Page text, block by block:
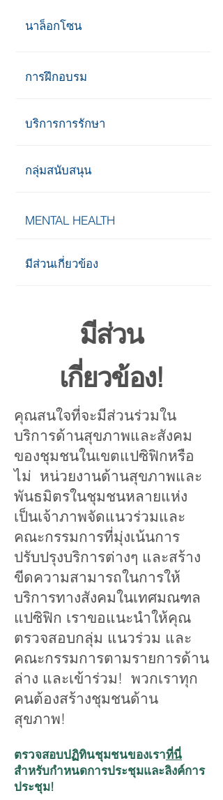
นาล็อกโซน
การฝึกอบรม
บริการการรักษา
กลุ่มสนับสนุน
MENTAL HEALTH
มีส่วนเกี่ยวข้อง
มีส่วน
เกี่ยวข้อง!
คุณสนใจที่จะมีส่วนร่วมใน
บริการด้านสุขภาพและสังคม
ของชุมชนในเขตแปซิฟิกหรือ
ไม่ หน่วยงานด้านสุขภาพและ
พันธมิตรในชุมชนหลายแห่ง
เป็นเจ้าภาพจัดแนวร่วมและ
คณะกรรมการที่มุ่งเน้นการ
ปรับปรุงบริการต่างๆ และสร้าง
ขีดความสามารถในการให้
บริการทางสังคมในเทศมณฑล
แปซิฟิก เราขอแนะนำให้คุณ
ตรวจสอบกลุ่ม แนวร่วม และ
คณะกรรมการตามรายการด้าน
ล่าง และเข้าร่วม! พวกเราทุก
คนต้องสร้างชุมชนด้าน
สุขภาพ!
ตรวจสอบปฏิทินชุมชนของเราที่นี่
สำหรับกำหนดการประชุมและลิงค์การ
ประชุม!